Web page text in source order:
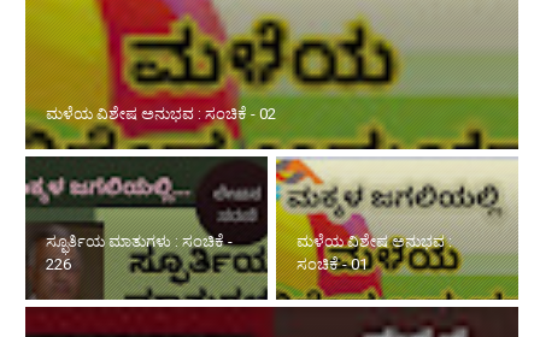
ಮಳೆಯ ವಿಶೇಷ ಅನುಭವ : ಸಂಚಿಕೆ - 02
ಸ್ಫೂರ್ತಿಯ ಮಾತುಗಳು : ಸಂಚಿಕೆ -
226
ಮಳೆಯ ವಿಶೇಷ ಅನುಭವ :
ಸಂಚಿಕೆ - 01